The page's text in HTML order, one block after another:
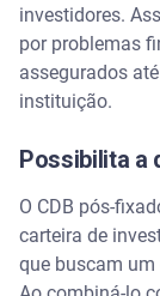
investidores.
por problemas
assegurados
instituição.
Possibilita a
O CDB pós-
carteira de
que buscam